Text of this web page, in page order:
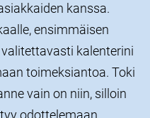
kanssa.
ensimmäisen
kalenterini
toimeksiantoa. Toki
vain on niin, silloin
odottelemaan